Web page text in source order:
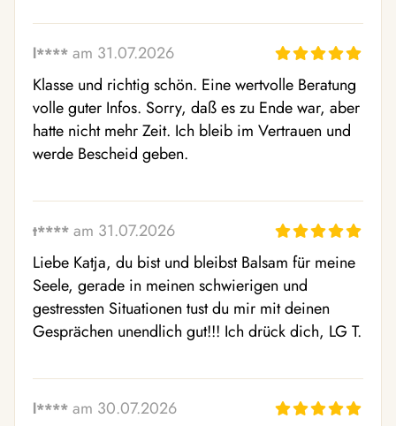
l**** am 31.07.2026
Klasse und richtig schön. Eine wertvolle Beratung
volle guter Infos. Sorry, daß es zu Ende war, aber
hatte nicht mehr Zeit. Ich bleib im Vertrauen und
werde Bescheid geben.
t**** am 31.07.2026
Liebe Katja, du bist und bleibst Balsam für meine
Seele, gerade in meinen schwierigen und
gestressten Situationen tust du mir mit deinen
Gesprächen unendlich gut!!! Ich drück dich, LG T.
l**** am 30.07.2026